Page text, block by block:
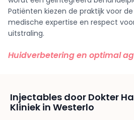
Patiënten kiezen de praktijk voor
medische expertise en respect
uitstraling.
Huidverbetering en optimal
Injectables door Dokter
Kliniek in Westerlo